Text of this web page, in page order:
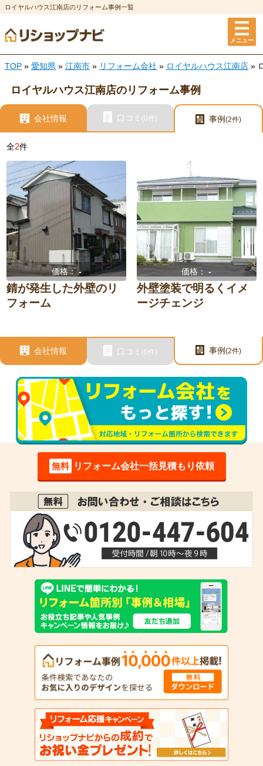
ロイヤルハウス江南店のリフォーム事例一覧
メニュー
TOP » 愛知県 » 江南市 » リフォーム会社 » ロイヤルハウス江南店 »
ロイヤルハウス江南店のリフォーム事例
会社情報 口コミ (0件) 事例(2件)
全2件
価格：-
錆が発生した外壁のリ
フォーム
価格：-
外壁塗装で明るくイメ
ージチェンジ
会社情報 口コミ (0件) 事例(2件)
無料 リフォーム会社一括見積もり依頼